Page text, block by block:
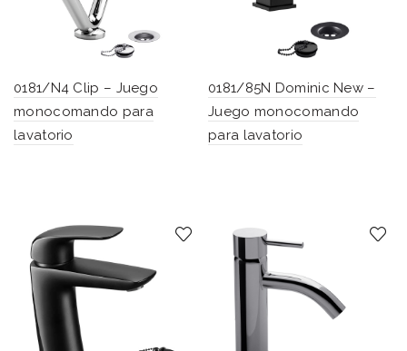
0181/N4 Clip – Juego
monocomando para
lavatorio
0181/85N Dominic New –
Juego monocomando
para lavatorio